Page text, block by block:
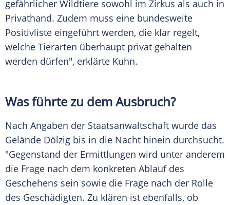
gefährlicher Wildtiere sowohl im Zirkus als auch in
Privathand. Zudem muss eine bundesweite
Positivliste eingeführt werden, die klar regelt,
welche Tierarten überhaupt privat gehalten
werden dürfen", erklärte Kuhn.
Was führte zu dem Ausbruch?
Nach Angaben der Staatsanwaltschaft wurde das
Gelände Dölzig bis in die Nacht hinein durchsucht.
"Gegenstand der Ermittlungen wird unter anderem
die Frage nach dem konkreten Ablauf des
Geschehens sein sowie die Frage nach der Rolle
des Geschädigten. Zu klären ist ebenfalls, ob